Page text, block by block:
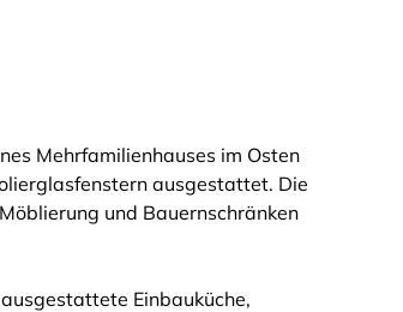
Mehrfamilienhauses im Osten
ausgestattet. Die
und Bauernschränken
Einbauküche,